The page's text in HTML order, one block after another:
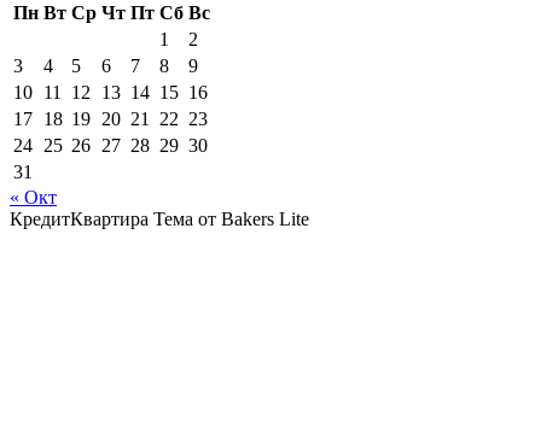
Пн Вт Ср Чт Пт Сб Вс
1
2
3
4 5 6 7 8
9
10 11 12 13 14 15 16
17 18 19 20 21 22 23
24 25 26 27 28 29 30
31
« Окт
КредитКвартира Тема от Bakers Lite